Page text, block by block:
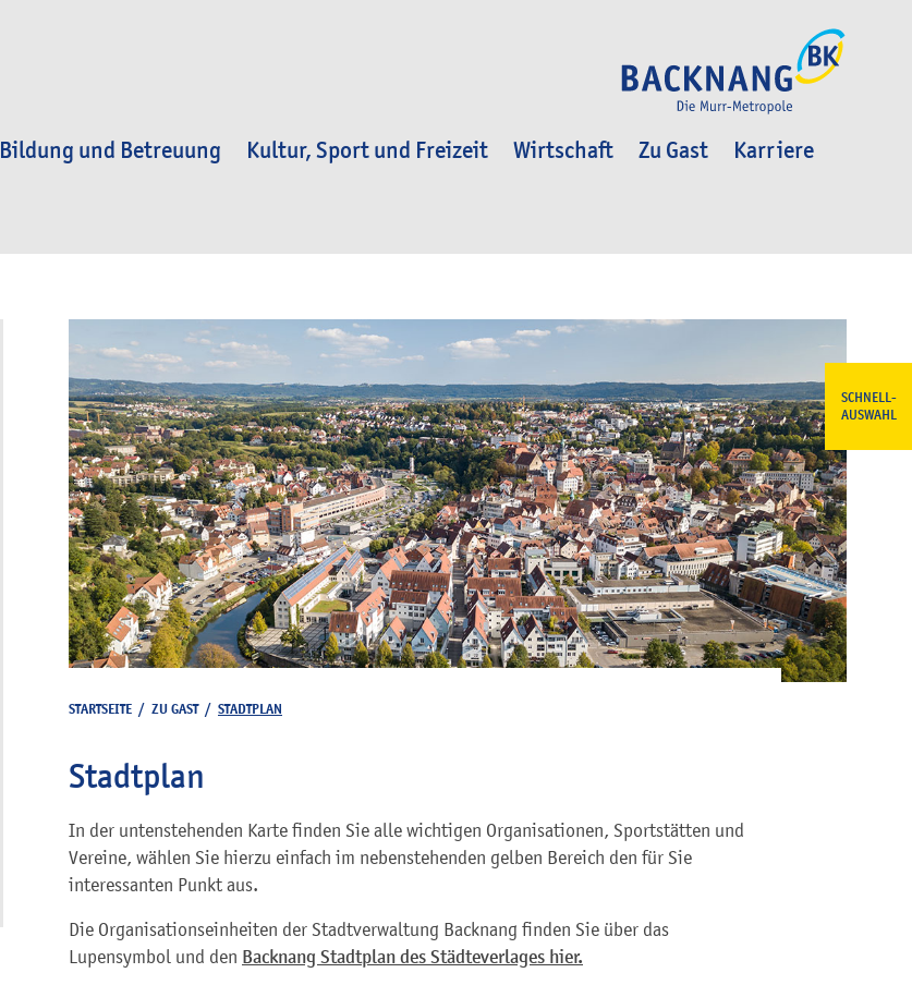
Bildung und Betreuung Kultur, Sport und Freizeit Wirtschaft Zu Gast
Karriere
SCHNELL-
AUSWAHL
STARTSEITE / ZU GAST/ STADTPLAN
Stadtplan
In der untenstehenden Karte finden Sie alle wichtigen Organisationen, Sportstätten und
Vereine, wählen Sie hierzu einfach im nebenstehenden gelben Bereich den für Sie
interessanten Punkt aus.
Die Organisationseinheiten der Stadtverwaltung Backnang finden Sie über das
Lupensymbol und den Backnang Stadtplan des Städteverlages hier.